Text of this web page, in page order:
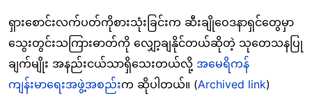
ရှားစောင်းလက်ပတ်ကိုစားသုံးခြင်းက ဆီးချိုဝေဒနာရှင်တွေမှာ
သွေးတွင်းသကြားဓာတ်ကို လျှော့ချနိုင်တယ်ဆိုတဲ့ သုတေသနပြု
ချက်မျိုး အနည်းငယ်သာရှိသေးတယ်လို့ အမေရိကန်
ကျန်းမာရေးအဖွဲ့အစည်းက ဆိုပါတယ်။ (Archived link)